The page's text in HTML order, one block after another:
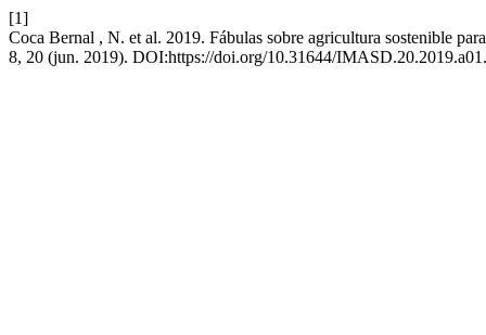
[1]
Coca Bernal , N. et al. 2019. Fábulas sobre agricultura sostenible
8, 20 (jun. 2019). DOI:https://doi.org/10.31644/IMASD.20.2019.a01.